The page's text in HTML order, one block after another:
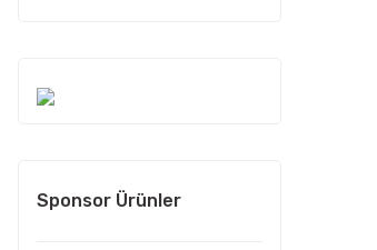
Sponsor Ürünler